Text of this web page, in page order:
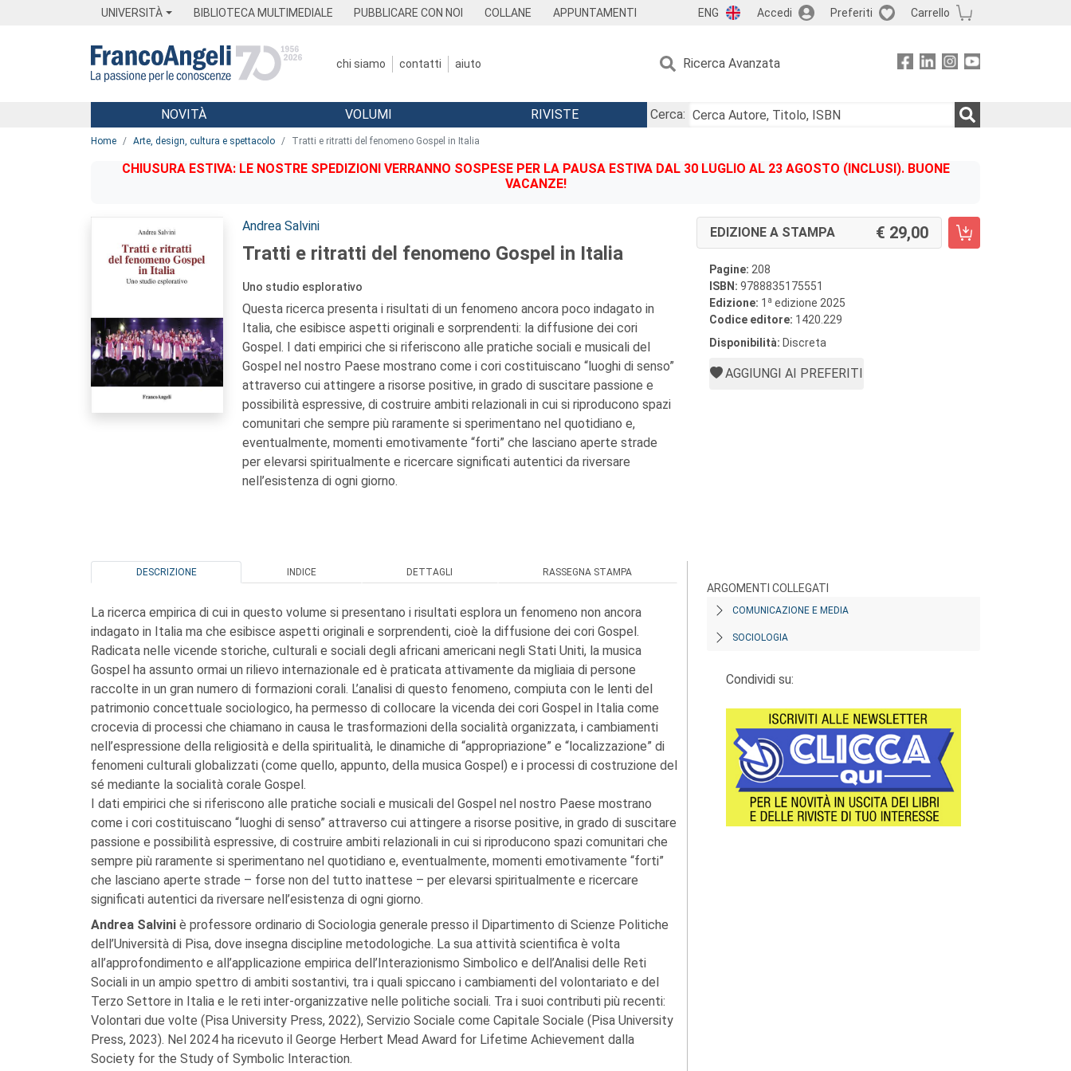
UNIVERSITÀ BIBLIOTECA MULTIMEDIALE PUBBLICARE CON NOI COLLANE APPUNTAMENTI ENG Accedi Preferiti Carrello
chi siamo contatti aiuto Ricerca Avanzata
Menu
NOVITÀ VOLUMI RIVISTE
Cerca:
Home Arte, design, cultura e spettacolo Tratti e ritratti del fenomeno Gospel in Italia
CHIUSURA ESTIVA: LE NOSTRE SPEDIZIONI VERRANNO SOSPESE PER LA PAUSA ESTIVA DAL 30 LUGLIO AL 23 AGOSTO (INCLUSI). BUONE
VACANZE!
Autori:
Andrea Salvini
Tratti e ritratti del fenomeno Gospel in Italia
Uno studio esplorativo
Questa ricerca presenta i risultati di un fenomeno ancora poco indagato in
Italia, che esibisce aspetti originali e sorprendenti: la diffusione dei cori
Gospel. I dati empirici che si riferiscono alle pratiche sociali e musicali del
Gospel nel nostro Paese mostrano come i cori costituiscano “luoghi di senso”
attraverso cui attingere a risorse positive, in grado di suscitare passione e
possibilità espressive, di costruire ambiti relazionali in cui si riproducono spazi
comunitari che sempre più raramente si sperimentano nel quotidiano e,
eventualmente, momenti emotivamente “forti” che lasciano aperte strade
per elevarsi spiritualmente e ricercare significati autentici da riversare
nell’esistenza di ogni giorno.
EDIZIONE A STAMPA 29,00
Pagine: 208
ISBN: 9788835175551
Edizione: 1 a edizione 2025
Codice editore: 1420.229
Disponibilità: Discreta
AGGIUNGI AI PREFERITI
DESCRIZIONE INDICE DETTAGLI RASSEGNA STAMPA
La ricerca empirica di cui in questo volume si presentano i risultati esplora un fenomeno non ancora
indagato in Italia ma che esibisce aspetti originali e sorprendenti, cioè la diffusione dei cori Gospel.
Radicata nelle vicende storiche, culturali e sociali degli africani americani negli Stati Uniti, la musica
Gospel ha assunto ormai un rilievo internazionale ed è praticata attivamente da migliaia di persone
raccolte in un gran numero di formazioni corali. L’analisi di questo fenomeno, compiuta con le lenti del
patrimonio concettuale sociologico, ha permesso di collocare la vicenda dei cori Gospel in Italia come
crocevia di processi che chiamano in causa le trasformazioni della socialità organizzata, i cambiamenti
nell’espressione della religiosità e della spiritualità, le dinamiche di “appropriazione” e “localizzazione” di
fenomeni culturali globalizzati (come quello, appunto, della musica Gospel) e i processi di costruzione del
sé mediante la socialità corale Gospel.
I dati empirici che si riferiscono alle pratiche sociali e musicali del Gospel nel nostro Paese mostrano
come i cori costituiscano “luoghi di senso” attraverso cui attingere a risorse positive, in grado di suscitare
passione e possibilità espressive, di costruire ambiti relazionali in cui si riproducono spazi comunitari che
sempre più raramente si sperimentano nel quotidiano e, eventualmente, momenti emotivamente “forti”
che lasciano aperte strade – forse non del tutto inattese – per elevarsi spiritualmente e ricercare
significati autentici da riversare nell’esistenza di ogni giorno.
Andrea Salvini è professore ordinario di Sociologia generale presso il Dipartimento di Scienze Politiche
dell’Università di Pisa, dove insegna discipline metodologiche. La sua attività scientifica è volta
all’approfondimento e all’applicazione empirica dell’Interazionismo Simbolico e dell’Analisi delle Reti
Sociali in un ampio spettro di ambiti sostantivi, tra i quali spiccano i cambiamenti del volontariato e del
Terzo Settore in Italia e le reti inter-organizzative nelle politiche sociali. Tra i suoi contributi più recenti:
Volontari due volte (Pisa University Press, 2022), Servizio Sociale come Capitale Sociale (Pisa University
Press, 2023). Nel 2024 ha ricevuto il George Herbert Mead Award for Lifetime Achievement dalla
Society for the Study of Symbolic Interaction.
ARGOMENTI COLLEGATI
COMUNICAZIONE E MEDIA
SOCIOLOGIA
Condividi su: